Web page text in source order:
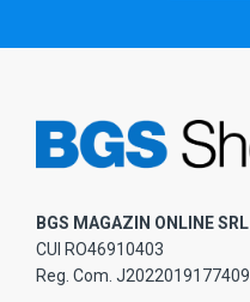
BGS MAGAZIN ONLINE SRL
CUI RO46910403
Reg. Com. J2022019177409